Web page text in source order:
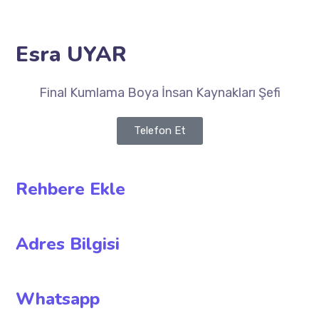
Esra UYAR
Final Kumlama Boya İnsan Kaynakları Şefi
Telefon Et
Rehbere Ekle
Adres Bilgisi
Whatsapp